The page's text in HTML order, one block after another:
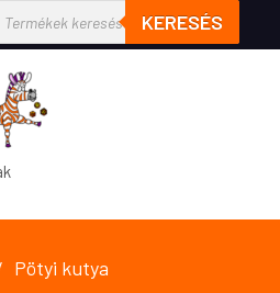
KERESÉS
Pötyi kutya